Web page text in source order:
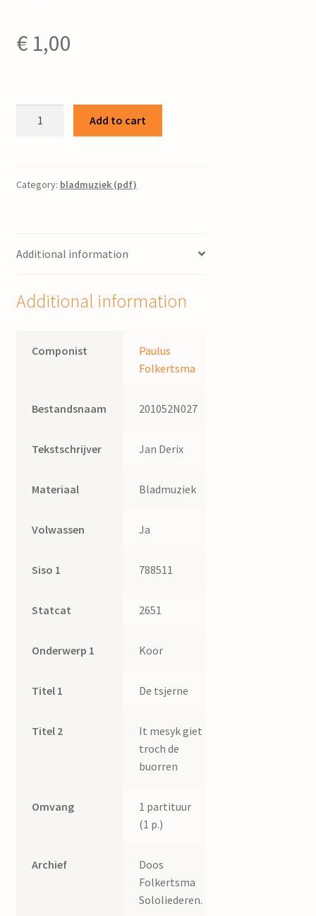
€1,00
Folkertsma
Dijkstra
Add to cart
Category: bladmuziek (pdf)
Additional information
Additional information
Componist
Paulus
Folkertsma
Bestandsnaam 201052N027
Tekstschrijver Jan Derix
Materiaal Bladmuziek
Volwassen Ja
Siso 1 788511
Statcat 2651
Onderwerp 1 Koor
Titel 1 De tsjerne
Titel 2
It mesyk giet
troch de
buorren
Omvang
1 partituur
(1 p.)
Archief
Doos
Folkertsma
Sololiederen.